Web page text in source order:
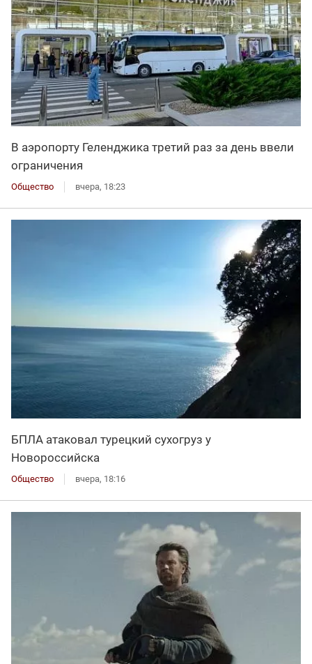
В аэропорту Геленджика третий раз за день ввели
ограничения
Общество вчера, 18:23
БПЛА атаковал турецкий сухогруз у
Новороссийска
Общество вчера, 18:16